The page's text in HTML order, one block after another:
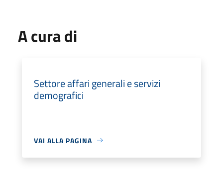
A cura di
Settore affari generali e servizi
demografici
VAI ALLA PAGINA